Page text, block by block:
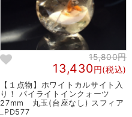
15,800円
13,430円(税込)
【１点物】ホワイトカルサイト入
り！ パイライトインクォーツ
27mm 丸玉(台座なし) スフィア
_PD577